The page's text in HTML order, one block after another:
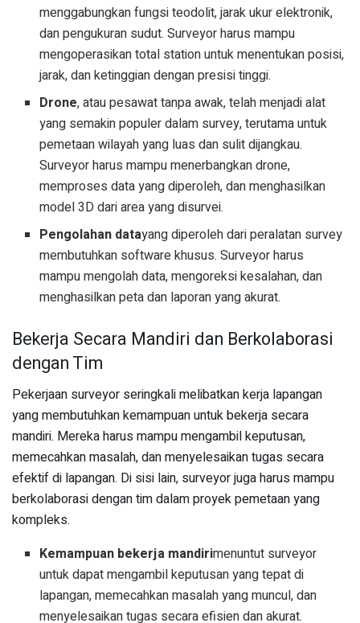
menggabungkan fungsi teodolit, jarak ukur elektronik,
dan pengukuran sudut. Surveyor harus mampu
mengoperasikan total station untuk menentukan posisi,
jarak, dan ketinggian dengan presisi tinggi.
Drone, atau pesawat tanpa awak, telah menjadi alat
yang semakin populer dalam survey, terutama untuk
pemetaan wilayah yang luas dan sulit dijangkau.
Surveyor harus mampu menerbangkan drone,
memproses data yang diperoleh, dan menghasilkan
model 3D dari area yang disurvei.
Pengolahan datayang diperoleh dari peralatan survey
membutuhkan software khusus. Surveyor harus
mampu mengolah data, mengoreksi kesalahan, dan
menghasilkan peta dan laporan yang akurat.
Bekerja Secara Mandiri dan Berkolaborasi
dengan Tim
Pekerjaan surveyor seringkali melibatkan kerja lapangan
yang membutuhkan kemampuan untuk bekerja secara
mandiri. Mereka harus mampu mengambil keputusan,
memecahkan masalah, dan menyelesaikan tugas secara
efektif di lapangan. Di sisi lain, surveyor juga harus mampu
berkolaborasi dengan tim dalam proyek pemetaan yang
kompleks.
Kemampuan bekerja mandirimenuntut surveyor
untuk dapat mengambil keputusan yang tepat di
lapangan, memecahkan masalah yang muncul, dan
menyelesaikan tugas secara efisien dan akurat.